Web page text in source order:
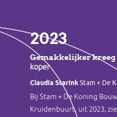
2023
Gemakkelijker kreeg
koper
Claudia StarinkStam + De
Bij Stam + De Koning
Kruidenbuurt, uit 2023,